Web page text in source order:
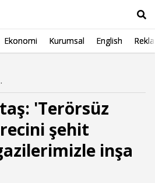
Ekonomi Kurumsal English
'Terörsüz
şehit
inşa